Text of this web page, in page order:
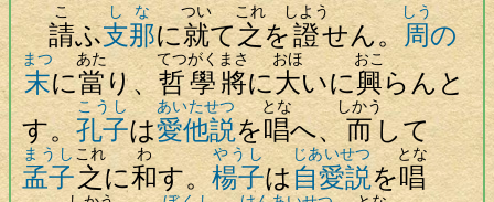
請
こ
ふ支那
しな
に就
つい
て之
これ
を證
しよう
せん。周
しう
の
末
まつ
に當
あた
り、 哲學
てつがく
將
まさ
に大
おほ
いに興
おこ
らんと
す。孔子
こうし
は愛他説
あいたせつ
を唱
とな
へ、而
しかう
して
孟子
まうし
之
これ
に和
わ
す。楊子
やうし
は自愛説
じあいせつ
を唱
とな